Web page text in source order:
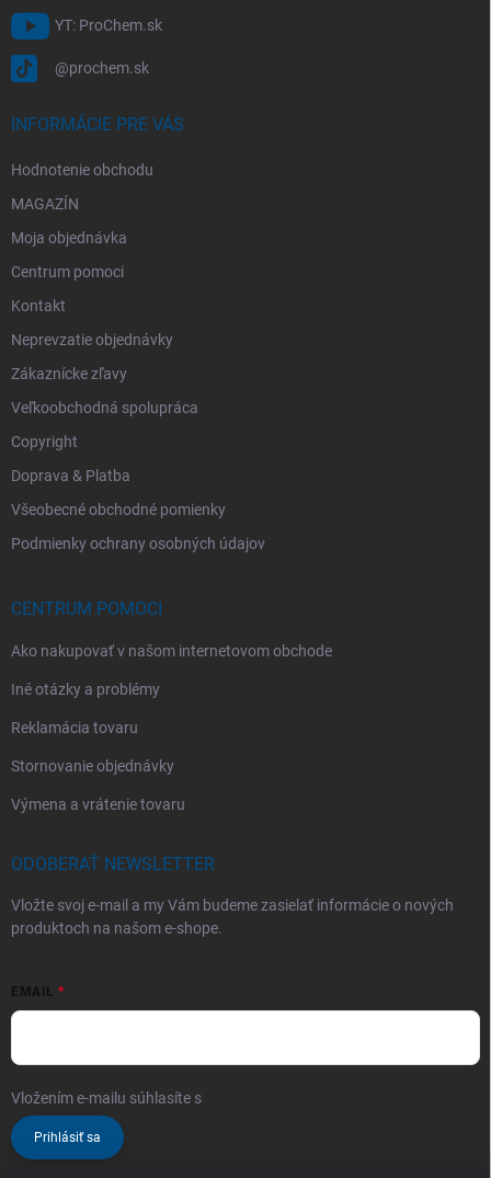
YT: ProChem.sk
@prochem.sk
INFORMÁCIE PRE VÁS
Hodnotenie obchodu
MAGAZÍN
Moja objednávka
Centrum pomoci
Kontakt
Neprevzatie objednávky
Zákaznícke zľavy
Veľkoobchodná spolupráca
Copyright
Doprava & Platba
Všeobecné obchodné pomienky
Podmienky ochrany osobných údajov
CENTRUM POMOCI
Ako nakupovať v našom internetovom obchode
Iné otázky a problémy
Reklamácia tovaru
Stornovanie objednávky
Výmena a vrátenie tovaru
ODOBERAŤ NEWSLETTER
Vložte svoj e-mail a my Vám budeme zasielať informácie o nových
produktoch na našom e-shope.
EMAIL
Vložením e-mailu súhlasíte s
Prihlásiť sa